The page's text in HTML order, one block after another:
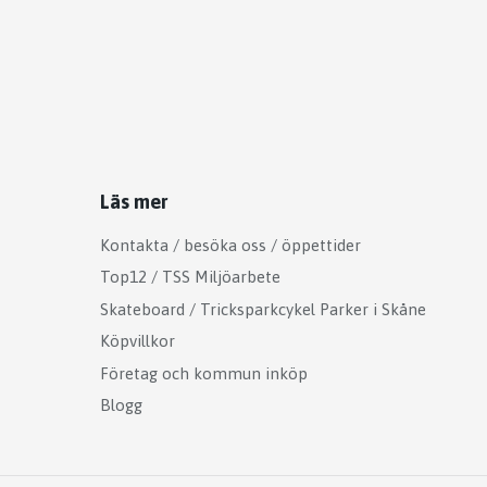
Läs mer
Kontakta / besöka oss / öppettider
Top12 / TSS Miljöarbete
Skateboard / Tricksparkcykel Parker i Skåne
Köpvillkor
Företag och kommun inköp
Blogg